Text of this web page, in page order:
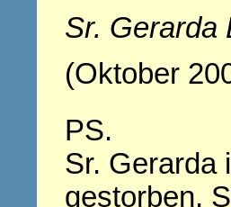
Sr. Gerarda
(Oktober
PS.
Sr. Gerarda
gestorben.